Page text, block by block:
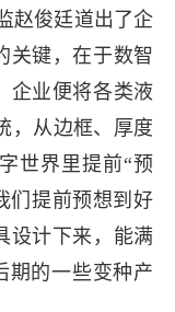
赵俊廷道出了企
关键，在于数智
企业便将各类液
，从边框、厚度
世界里提前“预
们提前预想到好
设计下来，能满
期的一些变种产